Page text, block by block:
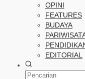
OPINI
FEATURES
BUDAYA
EDITORIAL